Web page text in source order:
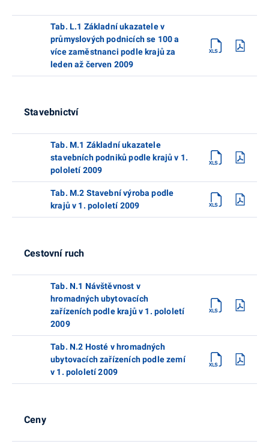
Tab. L.1 Základní ukazatele v
průmyslových podnicích se 100 a
více zaměstnanci podle krajů za
leden až červen 2009
Stavebnictví
Tab. M.1 Základní ukazatele
stavebních podniků podle krajů v 1.
pololetí 2009
Tab. M.2 Stavební výroba podle
krajů v 1. pololetí 2009
Cestovní ruch
Tab. N.1 Návštěvnost v
hromadných ubytovacích
zařízeních podle krajů v 1. pololetí
2009
Tab. N.2 Hosté v hromadných
ubytovacích zařízeních podle zemí
v 1. pololetí 2009
Ceny